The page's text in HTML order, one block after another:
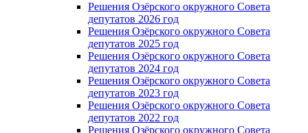
Решения Озёрского окружного Совета
депутатов 2026 год
Решения Озёрского окружного Совета
депутатов 2025 год
Решения Озёрского окружного Совета
депутатов 2024 год
Решения Озёрского окружного Совета
депутатов 2023 год
Решения Озёрского окружного Совета
депутатов 2022 год
Решения Озёрского окружного Совета